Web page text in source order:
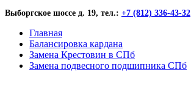
Выборгское шоссе д. 19, тел.: +7 (812) 336-43-32
Главная
Балансировка кардана
Замена Крестовин в СПб
Замена подвесного подшипника СПб